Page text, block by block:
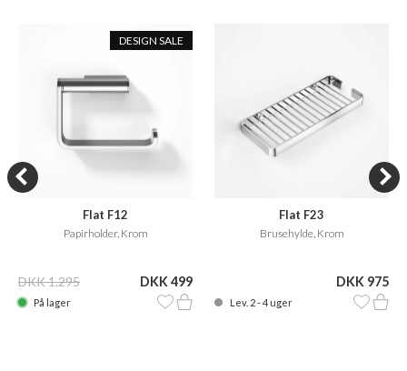
DESIGN SALE
Flat F12
Papirholder, Krom
DKK 1.295 DKK 499
På lager
Flat F23
Brusehylde, Krom
DKK 975
Lev. 2 - 4 uger